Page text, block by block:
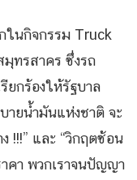
ในกิจกรรม Truck
ทรสาคร ซึ่งรถ
ยกร้องให้รัฐบาล
ายน้ำมันแห่งชาติ จะ
!!!” และ “วิกฤตซ้อน
คา พวกเราจนปัญญา